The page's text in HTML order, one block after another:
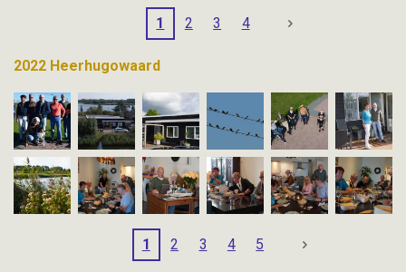
1 2 3 4
2022 Heerhugowaard
1 2 3 4 5